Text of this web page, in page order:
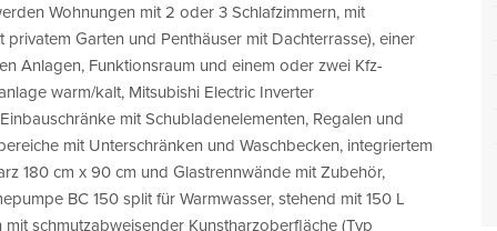
Wohnungen mit 2 oder 3 Schlafzimmern, mit
Garten und Penthäuser mit Dachterrasse), einer
Anlagen, Funktionsraum und einem oder zwei Kfz-
warm/kalt, Mitsubishi Electric Inverter
mit Schubladenelementen, Regalen und
mit Unterschränken und Waschbecken, integriertem
180 cm x 90 cm und Glastrennwände mit Zubehör,
BC 150 split für Warmwasser, stehend mit 150 L
schmutzabweisender Kunstharzoberfläche (Typ